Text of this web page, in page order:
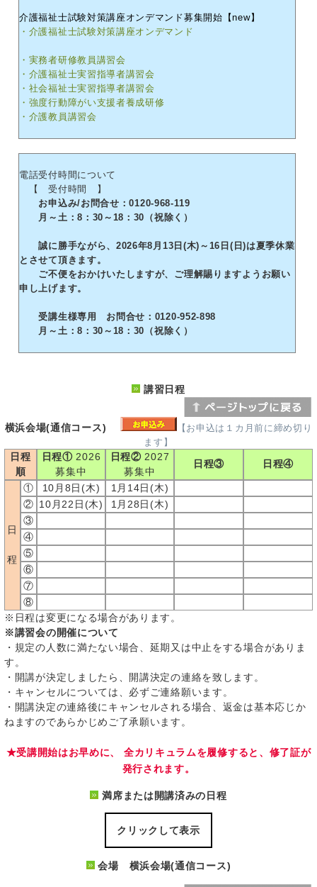
介護福祉士試験対策講座オンデマンド募集開始【new】
・介護福祉士試験対策講座オンデマンド
・実務者研修教員講習会
・介護福祉士実習指導者講習会
・社会福祉士実習指導者講習会
・強度行動障がい支援者養成研修
・介護教員講習会
電話受付時間について
【 受付時間 】
お申込み/お問合せ：0120-968-119
月～土：8：30～18：30（祝除く）
誠に勝手ながら、2026年8月13日(木)～16日(日)は夏季休業
とさせて頂きます。
ご不便をおかけいたしますが、ご理解賜りますようお願い
申し上げます。
受講生様専用 お問合せ：0120-952-898
月～土：8：30～18：30（祝除く）
講習日程
横浜会場(通信コース)
【お申込は１カ月前に締め切り
ます】
日程
順
日程①2026
募集中
日程②2027
募集中
日程③ 日程④
日
程
① 10月8日(木)
1月14日(木)
② 10月22日(木)
1月28日(木)
③
④
⑤
⑥
⑦
⑧
※日程は変更になる場合があります。
※講習会の開催について
・規定の人数に満たない場合、延期又は中止をする場合がありま
す。
・開講が決定しましたら、開講決定の連絡を致します。
・キャンセルについては、必ずご連絡願います。
・開講決定の連絡後にキャンセルされる場合、返金は基本応じか
ねますのであらかじめご了承願います。
★受講開始はお早めに、 全カリキュラムを履修すると、修了証が
発行されます。
満席または開講済みの日程
クリックして表示
会場 横浜会場(通信コース)